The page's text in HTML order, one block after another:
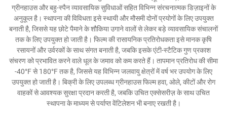
ग्रीनहाउस और बहु-स्पैन व्यावसायिक सुविधाओं सहित विभिन्न संरचनात्मक डिज़ाइनों के
अनुकूल है। स्थापना की विविधता इसे स्थायी और मौसमी दोनों प्रयोगों के लिए उपयुक्त
बनाती है, जिससे यह छोटे पैमाने के शौकिया उगाने वालों से लेकर बड़े व्यावसायिक संचालनों
तक के लिए उपयुक्त हो जाती है। फिल्म की रासायनिक प्रतिरोधकता इसे मानक कृषि
रसायनों और उर्वरकों के साथ संगत बनाती है, जबकि इसके एंटी-स्टैटिक गुण प्रकाश
संचरण को प्रभावित करने वाले धूल के जमाव को कम करते हैं। तापमान प्रतिरोध की सीमा
-40°F से 180°F तक है, जिससे यह विभिन्न जलवायु क्षेत्रों में वर्ष भर उपयोग के लिए
उपयुक्त हो जाती है। बिक्री के लिए उपलब्ध ग्रीनहाउस फिल्म हवा, ओले, कीटों और रोग
वाहकों से आवश्यक सुरक्षा प्रदान करती है, जबकि उचित एक्सेसरीज़ के साथ उचित
स्थापना के माध्यम से पर्याप्त वेंटिलेशन भी बनाए रखती है।